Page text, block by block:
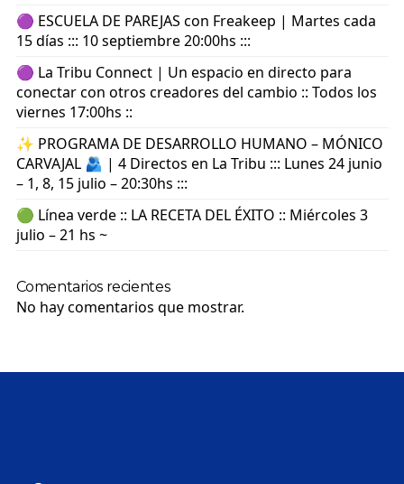
🟣 ESCUELA DE PAREJAS con Freakeep | Martes cada
15 días ::: 10 septiembre 20:00hs :::
🟣 La Tribu Connect | Un espacio en directo para
conectar con otros creadores del cambio :: Todos los
viernes 17:00hs ::
✨ PROGRAMA DE DESARROLLO HUMANO – MÓNICO
CARVAJAL 🫂 | 4 Directos en La Tribu ::: Lunes 24 junio
– 1, 8, 15 julio – 20:30hs :::
🟢 Línea verde :: LA RECETA DEL ÉXITO :: Miércoles 3
julio – 21 hs ~
Comentarios recientes
No hay comentarios que mostrar.